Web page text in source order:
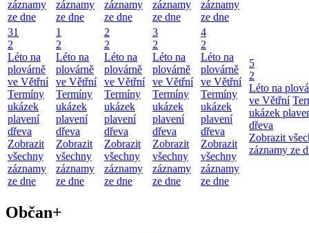
záznamy
ze dne
záznamy
ze dne
záznamy
ze dne
záznamy
ze dne
záznamy
ze dne
31
2
Léto na
plovárně
ve Větřní
Termíny
ukázek
plavení
dřeva
Zobrazit
všechny
záznamy
ze dne
1
2
Léto na
plovárně
ve Větřní
Termíny
ukázek
plavení
dřeva
Zobrazit
všechny
záznamy
ze dne
2
2
Léto na
plovárně
ve Větřní
Termíny
ukázek
plavení
dřeva
Zobrazit
všechny
záznamy
ze dne
3
2
Léto na
plovárně
ve Větřní
Termíny
ukázek
plavení
dřeva
Zobrazit
všechny
záznamy
ze dne
4
2
Léto na
plovárně
ve Větřní
Termíny
ukázek
plavení
dřeva
Zobrazit
všechny
záznamy
ze dne
5
2
Léto na
ve Větřní
ukázek
dřeva
Zobrazit
záznamy ze
Občan+